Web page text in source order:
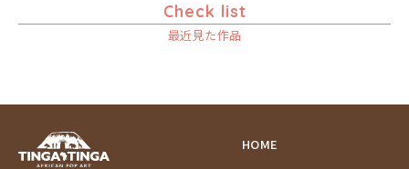
Check list
最近見た作品
HOME